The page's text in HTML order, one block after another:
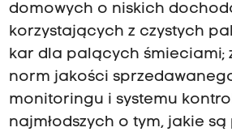
domowych o niskich
korzystających z czystych
kar dla palących śmieciami;
norm jakości
monitoringu i systemu
najmłodszych o tym, jakie są